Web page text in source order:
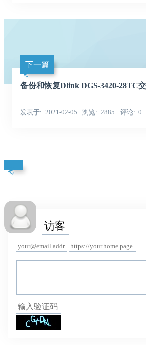
下一篇
备份和恢复Dlink DGS-3420-28TC
发表于 2021-02-05 浏览 2885 评论 0